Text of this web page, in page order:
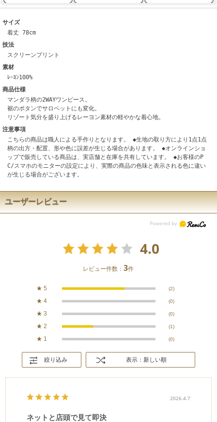
サイズ
着丈 78cm
技法
スクリーンプリント
素材
ﾚｰﾖﾝ100%
商品仕様
マンダラ柄の2WAYワンピース。
裾のボタンでサロペットにも変化。
リゾート気分を盛り上げるレーヨン素材の軽やかな着心地。
注意事項
こちらの商品は職人による手作りとなります。 ◆生地の取り方により1点1点
柄の出方・配置、形や色に誤差が生じる場合があります。 ◆オンラインショ
ップで販売している商品は、実店舗と在庫を共有しています。 ◆お客様のP
C/スマホのモニターの設定により、実際の商品の色味と表示される色に違い
が生じる場合がございます。
ユーザーレビュー
4.0
レビュー件数：3件
★ 5 (2)
★ 4 (0)
★ 3 (0)
★ 2 (1)
★ 1 (0)
絞り込み 表示：新しい順
2026.4.7
ネットと店頭で見て即決